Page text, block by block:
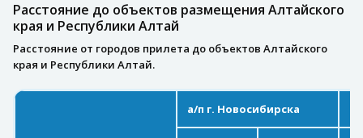
Расстояние до объектов размещения Алтайского
края и Республики Алтай
Расстояние от городов прилета до объектов Алтайского
края и Республики Алтай.
а/п г. Новосибирска